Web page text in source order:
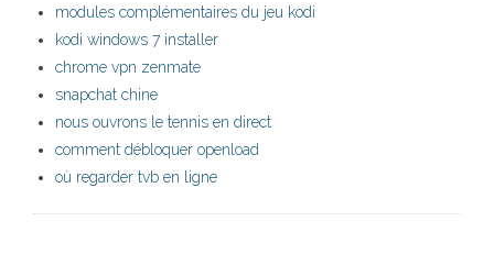
modules complémentaires du jeu kodi
kodi windows 7 installer
chrome vpn zenmate
snapchat chine
nous ouvrons le tennis en direct
comment débloquer openload
où regarder tvb en ligne